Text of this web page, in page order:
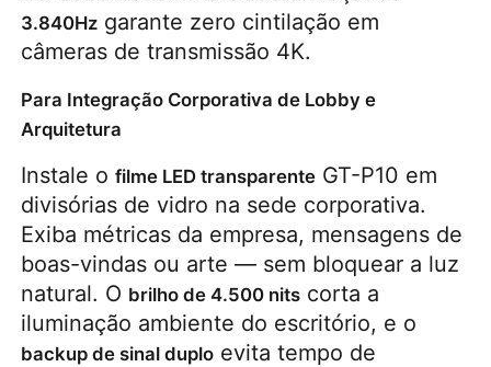
3.840Hz garante zero cintilação em
câmeras de transmissão 4K.
Para Integração Corporativa de Lobby e
Arquitetura
Instale o filme LED transparente GT-P10 em
divisórias de vidro na sede corporativa.
Exiba métricas da empresa, mensagens de
boas-vindas ou arte — sem bloquear a luz
natural. O brilho de 4.500 nits corta a
backup de sinal duplo evita tempo de